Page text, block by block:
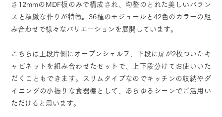
さ12mmのMDF板のみで構成され、均整のとれた美しいバラン
スと精緻な作りが特徴。36種のモジュールと42色のカラーの組
み合わせで様々なバリエーションを展開しています。
こちらは上段片側にオープンシェルフ、下段に扉が2枚ついたキ
ャビネットを組み合わせたセットで、上下段分けてお使いいた
だくこともできます。スリムタイプなのでキッチンの収納やダ
イニングの小振りな食器棚として、あらゆるシーンでご活用い
ただけると思います。